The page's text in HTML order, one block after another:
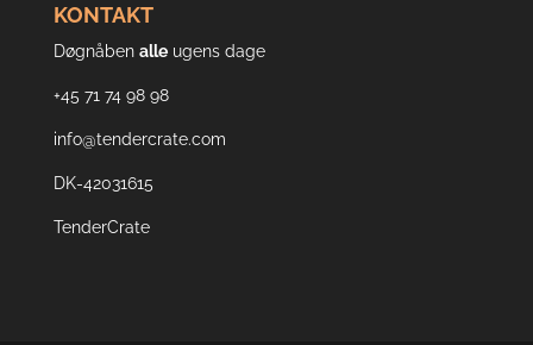
KONTAKT
Døgnåben alleugens dage
+45 71 74 98 98
info@tendercrate.com
DK-42031615
TenderCrate